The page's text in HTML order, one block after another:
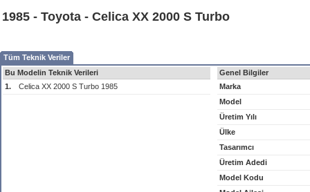
1985 - Toyota - Celica XX 2000 S Turbo
Tüm Teknik Veriler
Bu Modelin Teknik Verileri
1.
Celica XX 2000 S Turbo 1985
Genel Bilgiler
Marka
Model
Üretim Yılı
Ülke
Tasarımcı
Üretim Adedi
Model Kodu